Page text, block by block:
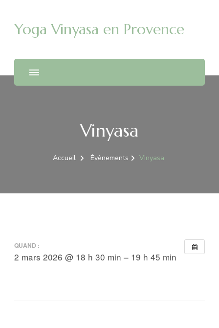
Yoga Vinyasa en Provence
Vinyasa
Accueil Évènements Vinyasa
QUAND :
2 mars 2026 @ 18 h 30 min – 19 h 45 min